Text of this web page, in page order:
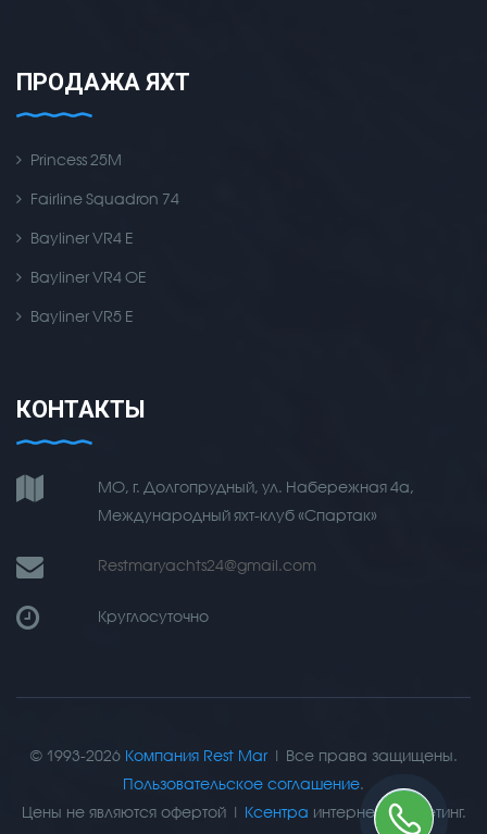
ПРОДАЖА ЯХТ
Princess 25M
Fairline Squadron 74
Bayliner VR4 E
Bayliner VR4 OE
Bayliner VR5 E
КОНТАКТЫ
МО, г. Долгопрудный, ул. Набережная 4а,
Международный яхт-клуб «Спартак»
Restmaryachts24@gmail.com
Круглосуточно
© 1993-2026 Компания Rest Mar| Все права защищены.
Пользовательское соглашение.
Цены не являются офертой | Ксентра интернет-маркетинг.